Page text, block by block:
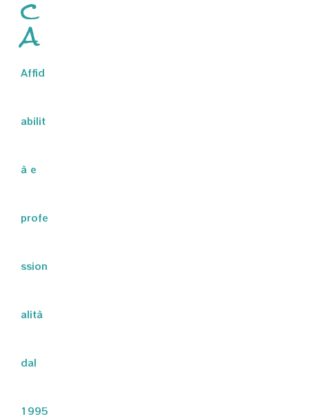
a
Affid
abilit
à e
profe
ssion
alità
dal
1995